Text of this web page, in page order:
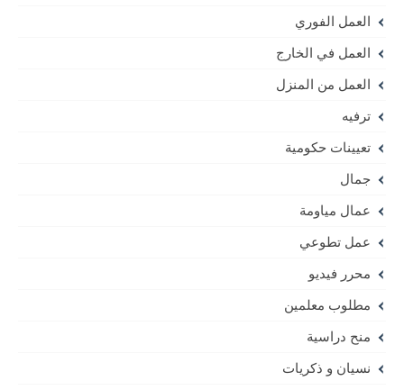
العمل الفوري
العمل في الخارج
العمل من المنزل
ترفيه
تعيينات حكومية
جمال
عمال مياومة
عمل تطوعي
محرر فيديو
مطلوب معلمين
منح دراسية
نسيان و ذكريات